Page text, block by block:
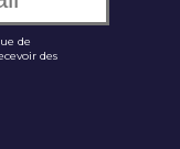
de
des